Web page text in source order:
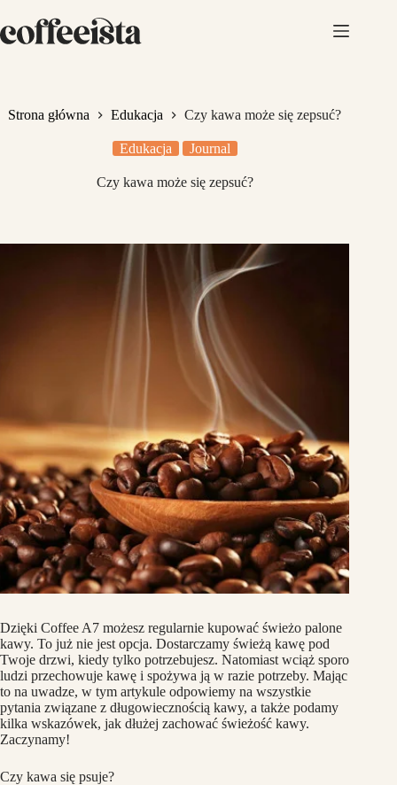
do
treści
Strona główna Edukacja Czy kawa może się zepsuć?
Edukacja Journal
Czy kawa może się zepsuć?
Dzięki Coffee A7 możesz regularnie kupować świeżo palone
kawy. To już nie jest opcja. Dostarczamy świeżą kawę pod
Twoje drzwi, kiedy tylko potrzebujesz. Natomiast wciąż sporo
ludzi przechowuje kawę i spożywa ją w razie potrzeby. Mając
to na uwadze, w tym artykule odpowiemy na wszystkie
pytania związane z długowiecznością kawy, a także podamy
kilka wskazówek, jak dłużej zachować świeżość kawy.
Zaczynamy!
Czy kawa się psuje?